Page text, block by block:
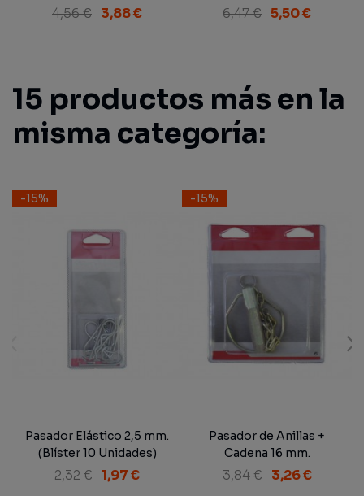
4,56 € 3,88 €
Adaptable
6,47 € 5,50 €
15 productos más en la
misma categoría:
-15%
Pasador Elástico 2,5 mm.
(Blíster 10 Unidades)
2,32 € 1,97 €
-15%
Pasador de Anillas +
Cadena 16 mm.
3,84 € 3,26 €